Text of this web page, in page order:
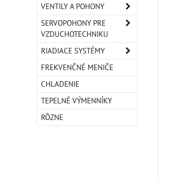
VENTILY A POHONY
SERVOPOHONY PRE
VZDUCHOTECHNIKU
RIADIACE SYSTÉMY
FREKVENČNÉ MENIČE
CHLADENIE
TEPELNÉ VÝMENNÍKY
RÔZNE